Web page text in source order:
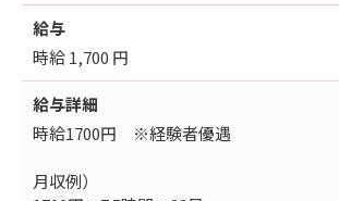
給与
時給 1,700 円
給与詳細
時給1700円 ※経験者優遇
月収例）